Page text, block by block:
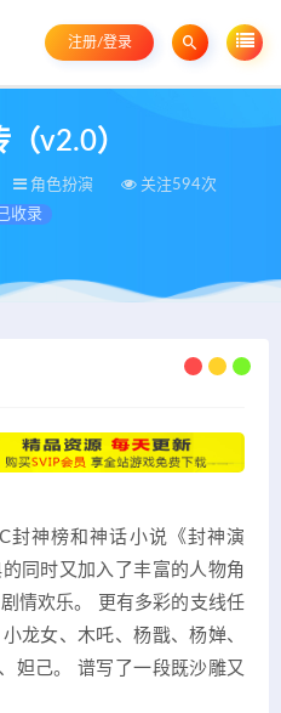
注册/登录
v2.0）
角色扮演
关注594次
收录
封神榜和神话小说《封神演
同时又加入了丰富的人物角
情欢乐。 更有多彩的支线任
龙女、木吒、杨戬、杨婵、
妲己。 谱写了一段既沙雕又